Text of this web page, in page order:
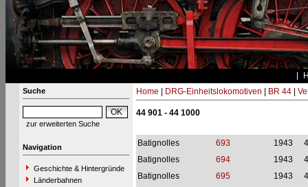
Suche
zur erweiterten Suche
Navigation
Geschichte & Hintergründe
Länderbahnen
Home DRG-Einheitslokomotiven BR 44|
44 901 - 44 1000
Batignolles 693 1943
Batignolles
694 1943
Batignolles
695 1943